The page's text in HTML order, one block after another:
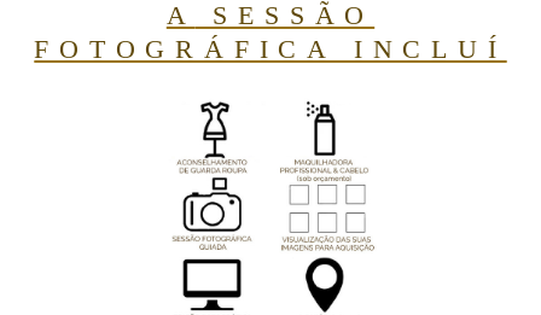
A
SESSÃO
FOTOGRÁFICA INCLUÍ